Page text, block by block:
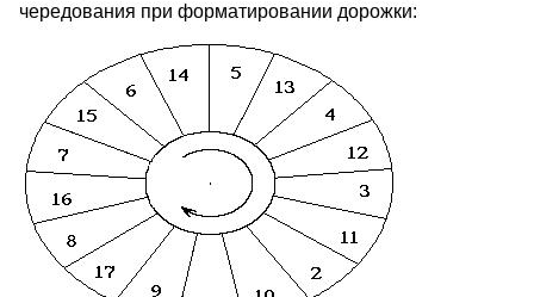
чередования при форматировании дорожки: